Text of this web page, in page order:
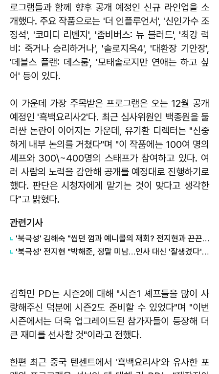
로그램들과 함께 향후 공개 예정인 신규 라인업을 소
개했다. 주요 작품으로는 '더 인플루언서', '신인가수 조
정석', '코미디 리벤지', '좀비버스: 뉴 블러드', '최강 럭
비: 죽거나 승리하거나', '솔로지옥4', '대환장 기안장',
'데블스 플랜: 데스룸', '모태솔로지만 연애는 하고 싶
어' 등이 있다.
이 가운데 가장 주목받은 프로그램은 오는 12월 공개
예정인 '흑백요리사2'다. 최근 심사위원인 백종원을 둘
러싼 논란이 이어지는 가운데, 유기환 디렉터는 "신중
하게 내부 논의를 거쳤다"며 "이 작품에는 100여 명의
셰프와 300\~400명의 스태프가 참여하고 있다. 여
러 사람의 노력을 감안해 공개를 예정대로 진행하기로
했다. 판단은 시청자에게 맡기는 것이 맞다고 생각한
다"고 밝혔다.
관련기사
'북극성' 김해숙 "씹던 껌과 예니콜의 재회? 전지현과 끈끈한 정 있어"
'북극성' 전지현 "박해준, 정말 미남…인사 대신 '잘생겼다'고 칭찬"
김학민 PD는 시즌2에 대해 "시즌1 셰프들을 많이 사
랑해주신 덕분에 시즌2도 준비할 수 있었다"며 "이번
시즌에서는 더욱 업그레이드된 참가자들이 등장해 더
큰 재미를 선사할 것"이라고 전했다.
한편 최근 중국 텐센트에서 '흑백요리사'와 유사한 포